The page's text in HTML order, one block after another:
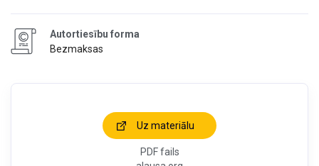
Autortiesību forma
Bezmaksas
Uz materiālu
PDF fails